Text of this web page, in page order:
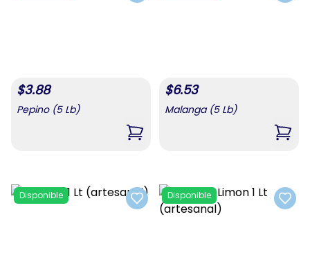
$3.88
Pepino (5 Lb)
,Pepino (5 Lb)
$6.53
Malanga (5 Lb)
,
Add to favorites
Disponible
Add
Disponible